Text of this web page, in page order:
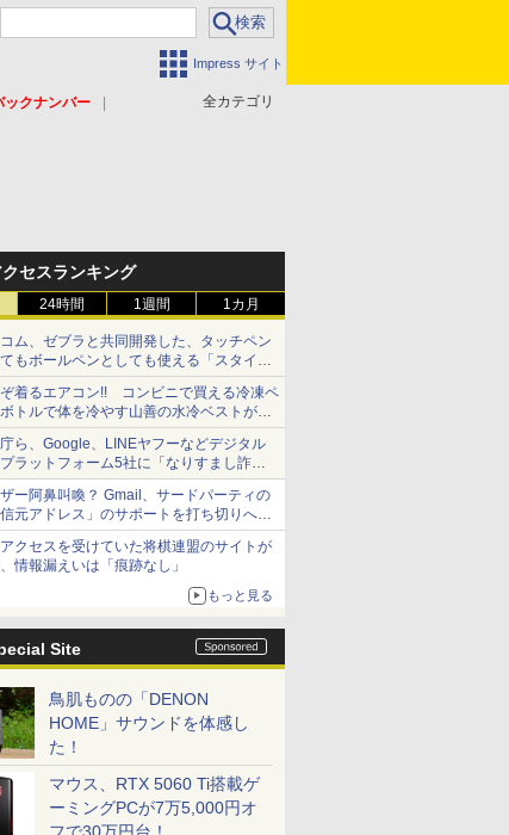
Impress サイト
全カテゴリ
ックナンバー
クセスランキング
24時間 1週間 1カ月
ム、ゼブラと共同開発した、タッチペン
もボールペンとしても使える「スタイラ
ウェイ」発売 iPadにも紙にも、持ち替
書き込める
着るエアコン!! コンビニで買える冷凍ペ
トルで体を冷やす山善の水冷ベストがロ
イクにちょうどいい【ぼっち・ざ・ろー
の14】【空いた時間でなにしてる？】
ら、Google、LINEヤフーなどデジタル
ラットフォーム5社に「なりすまし詐欺
対策強化を要請 著名人の写真や映像を
投資詐欺などへの対策として
ー阿鼻叫喚？ Gmail、サードパーティの
信元アドレス」のサポートを打ち切りへ
うまWatch】
クセスを受けていた将棋連盟のサイトが
情報漏えいは「痕跡なし」
もっと見る
Site
鳥肌ものの「DENON
HOME」サウンドを体感し
た！
マウス、RTX 5060 Ti搭載ゲ
ーミングPCが7万5,000円オ